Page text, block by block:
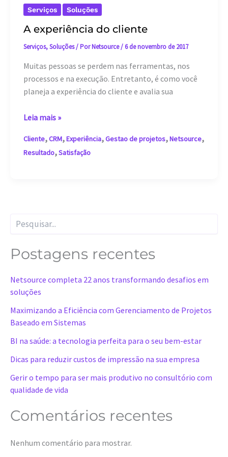
Serviços Soluções
A experiência do cliente
Serviços,Soluções/ PorNetsource/6 de novembro de 2017
Muitas pessoas se perdem nas ferramentas, nos
processos e na execução. Entretanto, é como você
planeja a experiência do cliente e avalia sua
A
do
cliente
Leia mais »
Cliente,CRM,Experiência,Gestao de projetos,Netsource,
Resultado,Satisfação
q
u
s
a
Postagens recentes
Netsource completa 22 anos transformando desafios em
soluções
Maximizando a Eficiência com Gerenciamento de Projetos
Baseado em Sistemas
BI na saúde: a tecnologia perfeita para o seu bem-estar
Dicas para reduzir custos de impressão na sua empresa
Gerir o tempo para ser mais produtivo no consultório com
qualidade de vida
Comentários recentes
Nenhum comentário para mostrar.